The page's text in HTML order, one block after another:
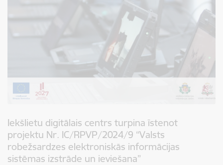
Iekšlietu digitālais centrs turpina īstenot
projektu Nr. IC/RPVP/2024/9 “Valsts
robežsardzes elektroniskās informācijas
sistēmas izstrāde un ieviešana”